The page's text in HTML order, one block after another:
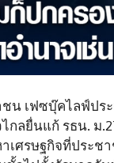
น เฟซบุ๊คไลฟ์ปร
กลยื่นแก้ รธน. ม
เศรษฐกิจที่ประช